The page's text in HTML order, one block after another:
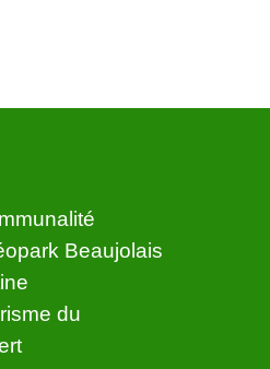
Beaujolais
du